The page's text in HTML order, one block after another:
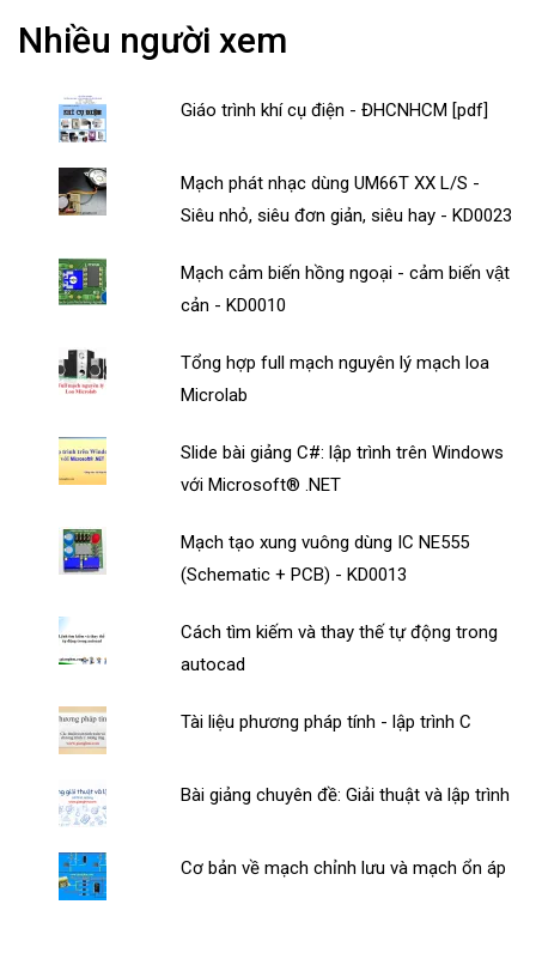
Nhiều người xem
Giáo trình khí cụ điện - ĐHCNHCM [pdf]
Mạch phát nhạc dùng UM66T XX L/S -
Siêu nhỏ, siêu đơn giản, siêu hay - KD0023
Mạch cảm biến hồng ngoại - cảm biến vật
cản - KD0010
Tổng hợp full mạch nguyên lý mạch loa
Microlab
Slide bài giảng C#: lập trình trên Windows
với Microsoft® .NET
Mạch tạo xung vuông dùng IC NE555
(Schematic + PCB) - KD0013
Cách tìm kiếm và thay thế tự động trong
autocad
Tài liệu phương pháp tính - lập trình C
Bài giảng chuyên đề: Giải thuật và lập trình
Cơ bản về mạch chỉnh lưu và mạch ổn áp